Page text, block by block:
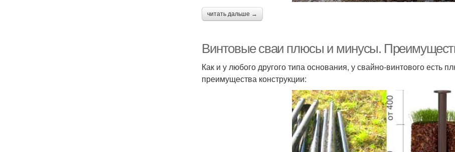
читать дальше →
Винтовые сваи плюсы и минусы.
Как и у любого другого типа основания, у свайно-винтового есть
преимущества конструкции: